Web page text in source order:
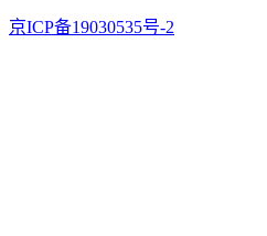
京ICP备19030535号-2